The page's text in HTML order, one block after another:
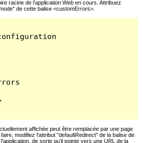
racine de l'application Web en cours. Attribuez
de cette balise <customErrors>.
affichée peut être remplacée par une page
modifiez l'attribut "defaultRedirect" de la balise de
de sorte qu'il pointe vers une URL de la